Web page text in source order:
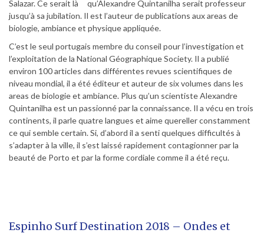
Salazar. Ce serait là qu’Alexandre Quintanilha serait professeur
jusqu’à sa jubilation. Il est l’auteur de publications aux areas de
biologie, ambiance et physique appliquée.
C’est le seul portugais membre du conseil pour l’investigation et
l’exploitation de la National Géographique Society. Il a publié
environ 100 articles dans différentes revues scientifiques de
niveau mondial, il a été éditeur et auteur de six volumes dans les
areas de biologie et ambiance. Plus qu’un scientiste Alexandre
Quintanilha est un passionné par la connaissance. Il a vécu en trois
continents, il parle quatre langues et aime quereller constamment
ce qui semble certain. Si, d’abord il a senti quelques difficultés à
s’adapter à la ville, il s’est laissé rapidement contagionner par la
beauté de Porto et par la forme cordiale comme il a été reçu.
Espinho Surf Destination 2018 – Ondes et